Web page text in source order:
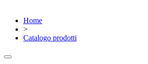
Home
>
Catalogo prodotti